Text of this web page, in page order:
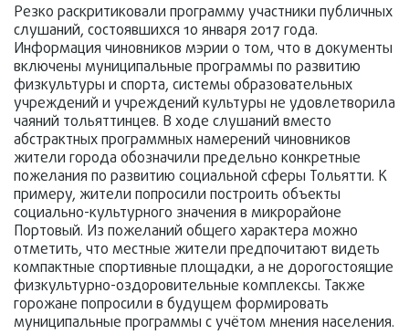
Резко раскритиковали программу участники публичных
слушаний, состоявшихся 10 января 2017 года.
Информация чиновников мэрии о том, что в документы
включены муниципальные программы по развитию
физкультуры и спорта, системы образовательных
учреждений и учреждений культуры не удовлетворила
чаяний тольяттинцев. В ходе слушаний вместо
абстрактных программных намерений чиновников
жители города обозначили предельно конкретные
пожелания по развитию социальной сферы Тольятти. К
примеру, жители попросили построить объекты
социально-культурного значения в микрорайоне
Портовый. Из пожеланий общего характера можно
отметить, что местные жители предпочитают видеть
компактные спортивные площадки, а не дорогостоящие
физкультурно-оздоровительные комплексы. Также
горожане попросили в будущем формировать
муниципальные программы с учётом мнения населения.